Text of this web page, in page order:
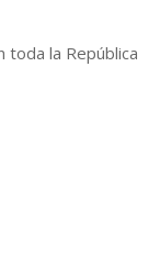
toda la República